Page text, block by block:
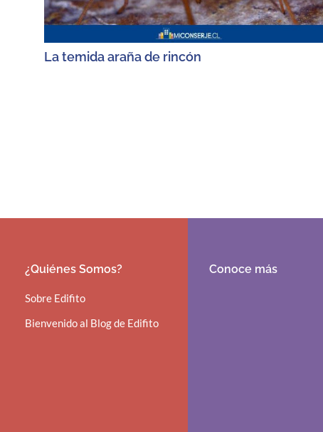
La temida araña de rincón
¿Quiénes Somos?
Sobre Edifito
Bienvenido al Blog de Edifito
Conoce más